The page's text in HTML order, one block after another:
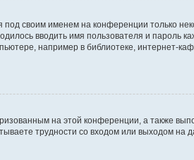
под своим именем на конференции только
вводить имя пользователя и пароль
например в библиотеке, интернет-
на этой конференции, а также
трудности со входом или выходом